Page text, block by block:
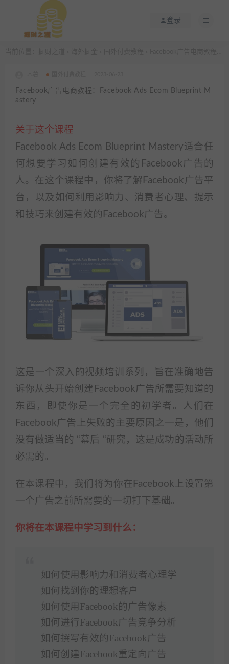
登录
Facebook广告电商教程：Facebook Ads Ecom Blueprint M
astery
关于这个课程
Facebook Ads Ecom Blueprint Mastery适合任
何想要学习如何创建有效的Facebook广告的
人。在这个课程中，你将了解Facebook广告平
台，以及如何利用影响力、消费者心理、提示
和技巧来创建有效的Facebook广告。
这是一个深入的视频培训系列，旨在准确地告
诉你从头开始创建Facebook广告所需要知道的
东西，即使你是一个完全的初学者。人们在
Facebook广告上失败的主要原因之一是，他们
没有做适当的 “幕后 “研究，这是成功的活动所
必需的。
在本课程中，我们将为你在Facebook上设置第
一个广告之前所需要的一切打下基础。
你将在本课程中学习到什么：
如何使用影响力和消费者心理学
如何找到你的理想客户
如何使用Facebook的广告像素
如何进行Facebook广告竞争分析
如何撰写有效的Facebook广告
如何创建Facebook重定向广告